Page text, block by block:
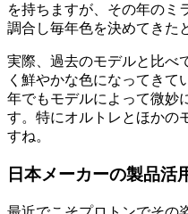
を持ちますが、その年のミ
調合し毎年色を決めてきた
実際、過去のモデルと比べ
く鮮やかな色になってきて
年でもモデルによって微妙
す。特にオルトレとほかの
すね。
日本メーカーの製品活